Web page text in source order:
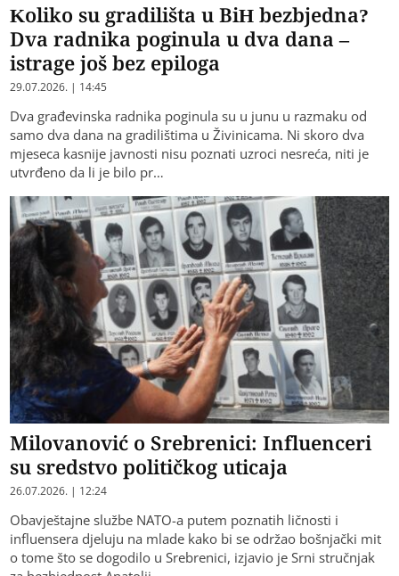
Koliko su gradilišta u BiH bezbjedna?
Dva radnika poginula u dva dana –
istrage još bez epiloga
29.07.2026. | 14:45
Dva građevinska radnika poginula su u junu u razmaku od
samo dva dana na gradilištima u Živinicama. Ni skoro dva
mjeseca kasnije javnosti nisu poznati uzroci nesreća, niti je
utvrđeno da li je bilo pr…
Milovanović o Srebrenici: Influenceri
su sredstvo političkog uticaja
26.07.2026. | 12:24
Obavještajne službe NATO-a putem poznatih ličnosti i
influensera djeluju na mlade kako bi se održao bošnjački mit
o tome što se dogodilo u Srebrenici, izjavio je Srni stručnjak